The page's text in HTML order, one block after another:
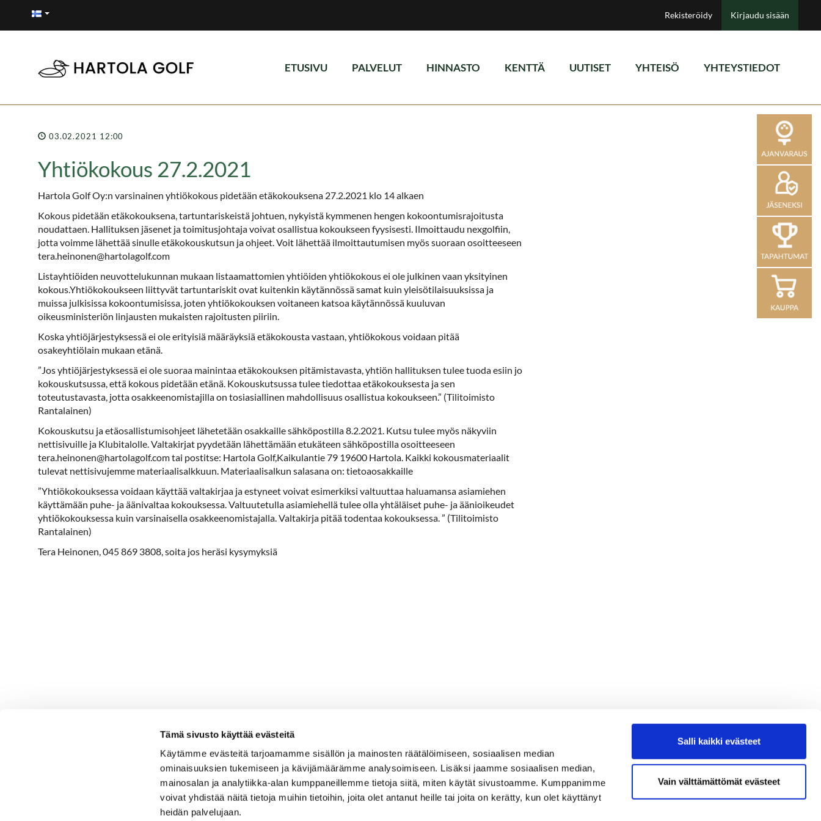
Tämä sivusto käyttää evästeitä
Käytämme evästeitä tarjoamamme sisällön ja mainosten räätälöimiseen, sosiaalisen median
ominaisuuksien tukemiseen ja kävijämäärämme analysoimiseen. Lisäksi jaamme sosiaalisen median,
mainosalan ja analytiikka-alan kumppaneillemme tietoja siitä, miten käytät sivustoamme. Kumppanimme
voivat yhdistää näitä tietoja muihin tietoihin, joita olet antanut heille tai joita on kerätty, kun olet käyttänyt
heidän palvelujaan.
Salli kaikki evästeet
Vain välttämättömät evästeet
Rekisteröidy Kirjaudu sisään
ETUSIVU PALVELUT HINNASTO KENTTÄ UUTISET YHTEISÖ YHTEYSTIEDOT
03.02.2021 12:00
Yhtiökokous 27.2.2021
Hartola Golf Oy:n varsinainen yhtiökokous pidetään etäkokouksena 27.2.2021 klo 14 alkaen
Kokous pidetään etäkokouksena, tartuntariskeistä johtuen, nykyistä kymmenen hengen kokoontumisrajoitusta
noudattaen. Hallituksen jäsenet ja toimitusjohtaja voivat osallistua kokoukseen fyysisesti. Ilmoittaudu nexgolfiin,
jotta voimme lähettää sinulle etäkokouskutsun ja ohjeet. Voit lähettää ilmoittautumisen myös suoraan osoitteeseen
tera.heinonen@hartolagolf.com
Listayhtiöiden neuvottelukunnan mukaan listaamattomien yhtiöiden yhtiökokous ei ole julkinen vaan yksityinen
kokous.Yhtiökokoukseen liittyvät tartuntariskit ovat kuitenkin käytännössä samat kuin yleisötilaisuuksissa ja
muissa julkisissa kokoontumisissa, joten yhtiökokouksen voitaneen katsoa käytännössä kuuluvan
oikeusministeriön linjausten mukaisten rajoitusten piiriin.
Koska yhtiöjärjestyksessä ei ole erityisiä määräyksiä etäkokousta vastaan, yhtiökokous voidaan pitää
osakeyhtiölain mukaan etänä.
”Jos yhtiöjärjestyksessä ei ole suoraa mainintaa etäkokouksen pitämistavasta, yhtiön hallituksen tulee tuoda esiin jo
kokouskutsussa, että kokous pidetään etänä. Kokouskutsussa tulee tiedottaa etäkokouksesta ja sen
toteutustavasta, jotta osakkeenomistajilla on tosiasiallinen mahdollisuus osallistua kokoukseen.” (Tilitoimisto
Rantalainen)
Kokouskutsu ja etäosallistumisohjeet lähetetään osakkaille sähköpostilla 8.2.2021. Kutsu tulee myös näkyviin
nettisivuille ja Klubitalolle. Valtakirjat pyydetään lähettämään etukäteen sähköpostilla osoitteeseen
tera.heinonen@hartolagolf.com tai postitse: Hartola Golf,Kaikulantie 79 19600 Hartola. Kaikki kokousmateriaalit
tulevat nettisivujemme materiaalisalkkuun. Materiaalisalkun salasana on: tietoaosakkaille
”Yhtiökokouksessa voidaan käyttää valtakirjaa ja estyneet voivat esimerkiksi valtuuttaa haluamansa asiamiehen
käyttämään puhe- ja äänivaltaa kokouksessa. Valtuutetulla asiamiehellä tulee olla yhtäläiset puhe- ja äänioikeudet
yhtiökokouksessa kuin varsinaisella osakkeenomistajalla. Valtakirja pitää todentaa kokouksessa. ” (Tilitoimisto
Rantalainen)
Tera Heinonen, 045 869 3808, soita jos heräsi kysymyksiä